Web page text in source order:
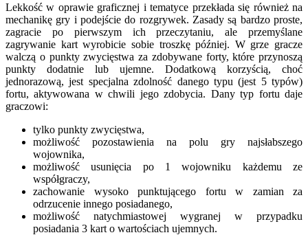
Lekkość w oprawie graficznej i tematyce przekłada się również na
mechanikę gry i podejście do rozgrywek. Zasady są bardzo proste,
zagracie po pierwszym ich przeczytaniu, ale przemyślane
zagrywanie kart wyrobicie sobie troszkę później. W grze gracze
walczą o punkty zwycięstwa za zdobywane forty, które przynoszą
punkty dodatnie lub ujemne. Dodatkową korzyścią, choć
jednorazową, jest specjalna zdolność danego typu (jest 5 typów)
fortu, aktywowana w chwili jego zdobycia. Dany typ fortu daje
graczowi:
tylko punkty zwycięstwa,
możliwość pozostawienia na polu gry najsłabszego
wojownika,
możliwość usunięcia po 1 wojowniku każdemu ze
współgraczy,
zachowanie wysoko punktującego fortu w zamian za
odrzucenie innego posiadanego,
możliwość natychmiastowej wygranej w przypadku
posiadania 3 kart o wartościach ujemnych.